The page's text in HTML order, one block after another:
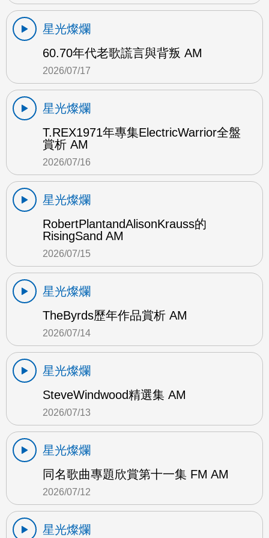
星光燦爛
60.70年代老歌謊言與背叛 AM
2026/07/17
星光燦爛
T.REX1971年專集ElectricWarrior全盤
賞析 AM
2026/07/16
星光燦爛
RobertPlantandAlisonKrauss的
RisingSand AM
2026/07/15
星光燦爛
TheByrds歷年作品賞析 AM
2026/07/14
星光燦爛
SteveWindwood精選集 AM
2026/07/13
星光燦爛
同名歌曲專題欣賞第十一集 FM AM
2026/07/12
星光燦爛